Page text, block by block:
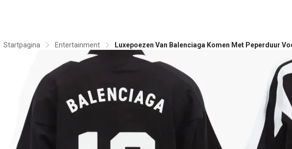
Startpagina Entertainment Luxepoezen Van Balenciaga Komen Met Peperduur